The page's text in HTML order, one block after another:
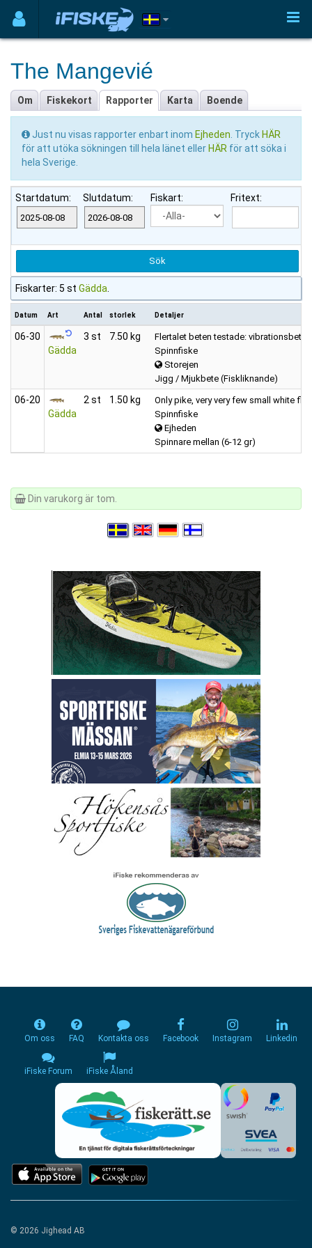
The Mangevié
Om Fiskekort Rapporter Karta Boende
Just nu visas rapporter enbart inom Ejheden . Tryck HÄR
för att utöka sökningen till hela länet eller HÄR för att söka i
hela Sverige.
Startdatum: Slutdatum: Fiskart: Fritext:
Fiskarter: 5 st Gädda
Datum Art Antal storlek Detaljer
06‑30
Gädda
3 st 7.50 kg
Flertalet beten testade:
Spinnfiske
Storejen
Jigg / Mjukbete (Fiskliknande)
06‑20
Gädda
2 st 1.50 kg
Only pike, very very few small white
Spinnfiske
Ejheden
Spinnare mellan (6-12 gr)
Din varukorg är tom.
Om oss FAQ Kontakta oss Facebook Instagram Linkedin
iFiske Forum iFiske Åland
© 2026 Jighead AB